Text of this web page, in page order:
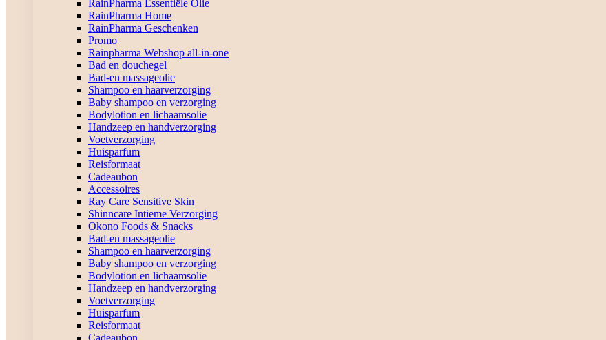
RainPharma Essentiële Olie
RainPharma Home
RainPharma Geschenken
Promo
Rainpharma Webshop all-in-one
Bad en douchegel
Bad-en massageolie
Shampoo en haarverzorging
Baby shampoo en verzorging
Bodylotion en lichaamsolie
Handzeep en handverzorging
Voetverzorging
Huisparfum
Reisformaat
Cadeaubon
Accessoires
Ray Care Sensitive Skin
Shinncare Intieme Verzorging
Okono Foods & Snacks
Bad-en massageolie
Shampoo en haarverzorging
Baby shampoo en verzorging
Bodylotion en lichaamsolie
Handzeep en handverzorging
Voetverzorging
Huisparfum
Reisformaat
Cadeaubon